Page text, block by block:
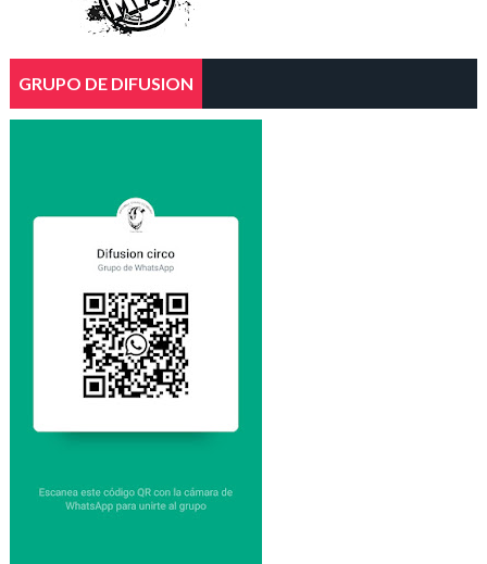
GRUPO DE DIFUSION